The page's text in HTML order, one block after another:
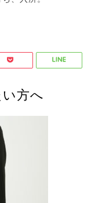
方へ